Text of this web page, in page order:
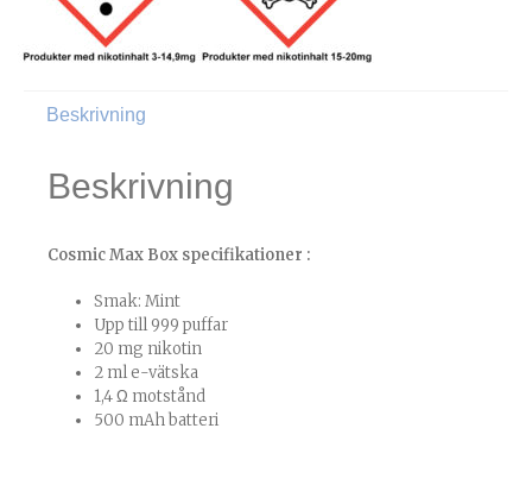
Beskrivning
Beskrivning
Cosmic Max Box specifikationer :
Smak: Mint
Upp till 999 puffar
20 mg nikotin
2 ml e-vätska
1,4 Ω motstånd
500 mAh batteri